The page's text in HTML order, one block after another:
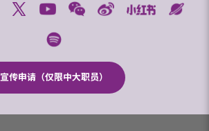
宣传申请（仅限中大职员）